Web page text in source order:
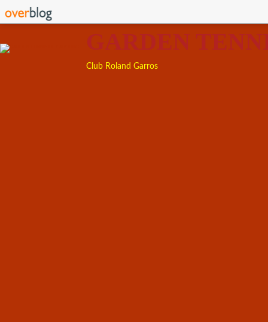
GARDEN
Club Roland Garros